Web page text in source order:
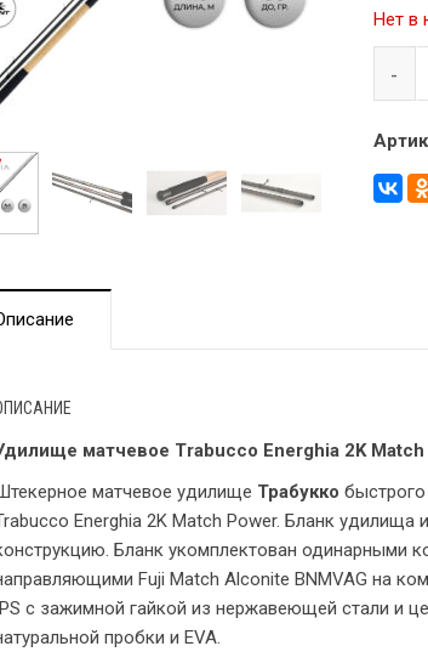
Нет в
матчевое Trabucco Energhia 2K
матчевое удилище Трабукко
Energhia 2K Match Power. Бланк удилища
Бланк укомплектован одинарными
Fuji Match Alconite BNMVAG на
с зажимной гайкой из нержавеющей стали и
пробки и EVA.